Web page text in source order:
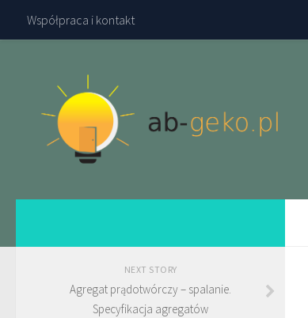
Współpraca i kontakt
NEXT STORY
Agregat prądotwórczy – spalanie.
Specyfikacja agregatów